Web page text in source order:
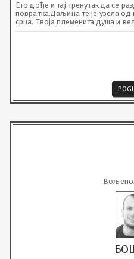
Ето дође и тај тренутак да се
повратка.Даљина те је узела од
срца. Твоја племенита душа и
памтимо и чувамо од заборава.
Чуваћемо те у најљепшем
љепшем мјесту. Пуно је